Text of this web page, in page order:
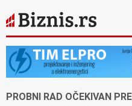
PROBNI RAD OČEKIVAN